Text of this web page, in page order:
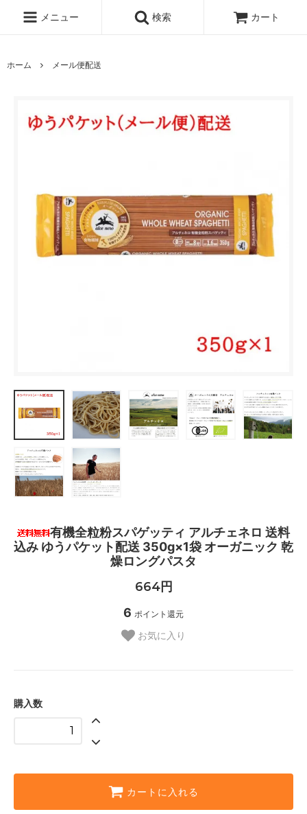
メニュー 検索 カート
ホーム メール便配送
有機全粒粉スパゲッティ アルチェネロ 送料
込み ゆうパケット配送 350g×1袋 オーガニック 乾
燥ロングパスタ
664円
6 ポイント還元
お気に入り
購入数
カートに入れる